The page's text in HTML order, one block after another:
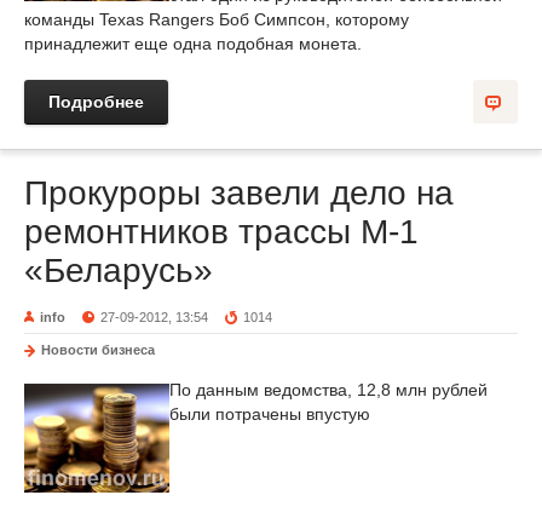
команды Texas Rangers Боб Симпсон, которому
принадлежит еще одна подобная монета.
Подробнее
Прокуроры завели дело на
ремонтников трассы М-1
«Беларусь»
info 27-09-2012, 13:54 1014
Новости бизнеса
По данным ведомства, 12,8 млн рублей
были потрачены впустую